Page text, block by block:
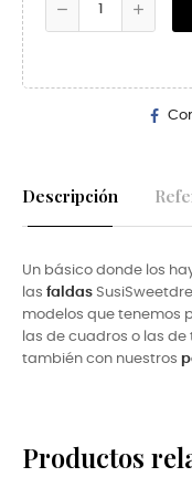
Descripción
Un básico donde los
las faldas
modelos que tenemos
las de cuadros o las
también con nuestros
Productos